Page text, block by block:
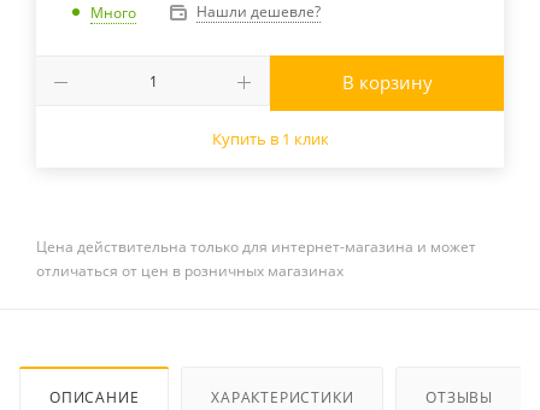
Много Нашли дешевле?
В корзину
Купить в 1 клик
Цена действительна только для интернет-магазина и может
отличаться от цен в розничных магазинах
ОПИСАНИЕ ХАРАКТЕРИСТИКИ ОТЗЫВЫ